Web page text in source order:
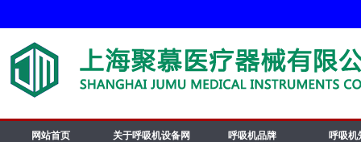
网站首页 关于呼吸机设备网 呼吸机品牌 呼吸机